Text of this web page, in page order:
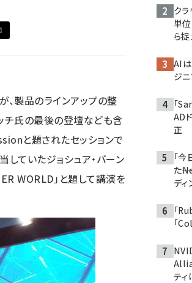
製品のラインアップの整
チ氏の最後の登壇なども含
と題されたセッションで
ていたジョシュア・バーン
WORLD」と題して講演を
クラ
単
ら
AIは
ジ
「
AD
正
「
た
デ
「
「
テ